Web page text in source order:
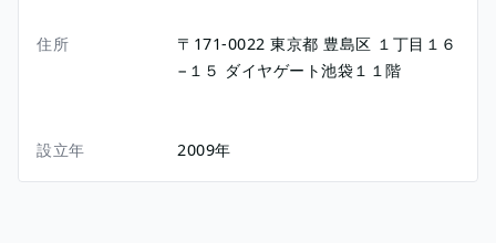
住所 〒171-0022東京都 豊島区 １丁目１６
−１５ ダイヤゲート池袋１１階
設立年 2009年